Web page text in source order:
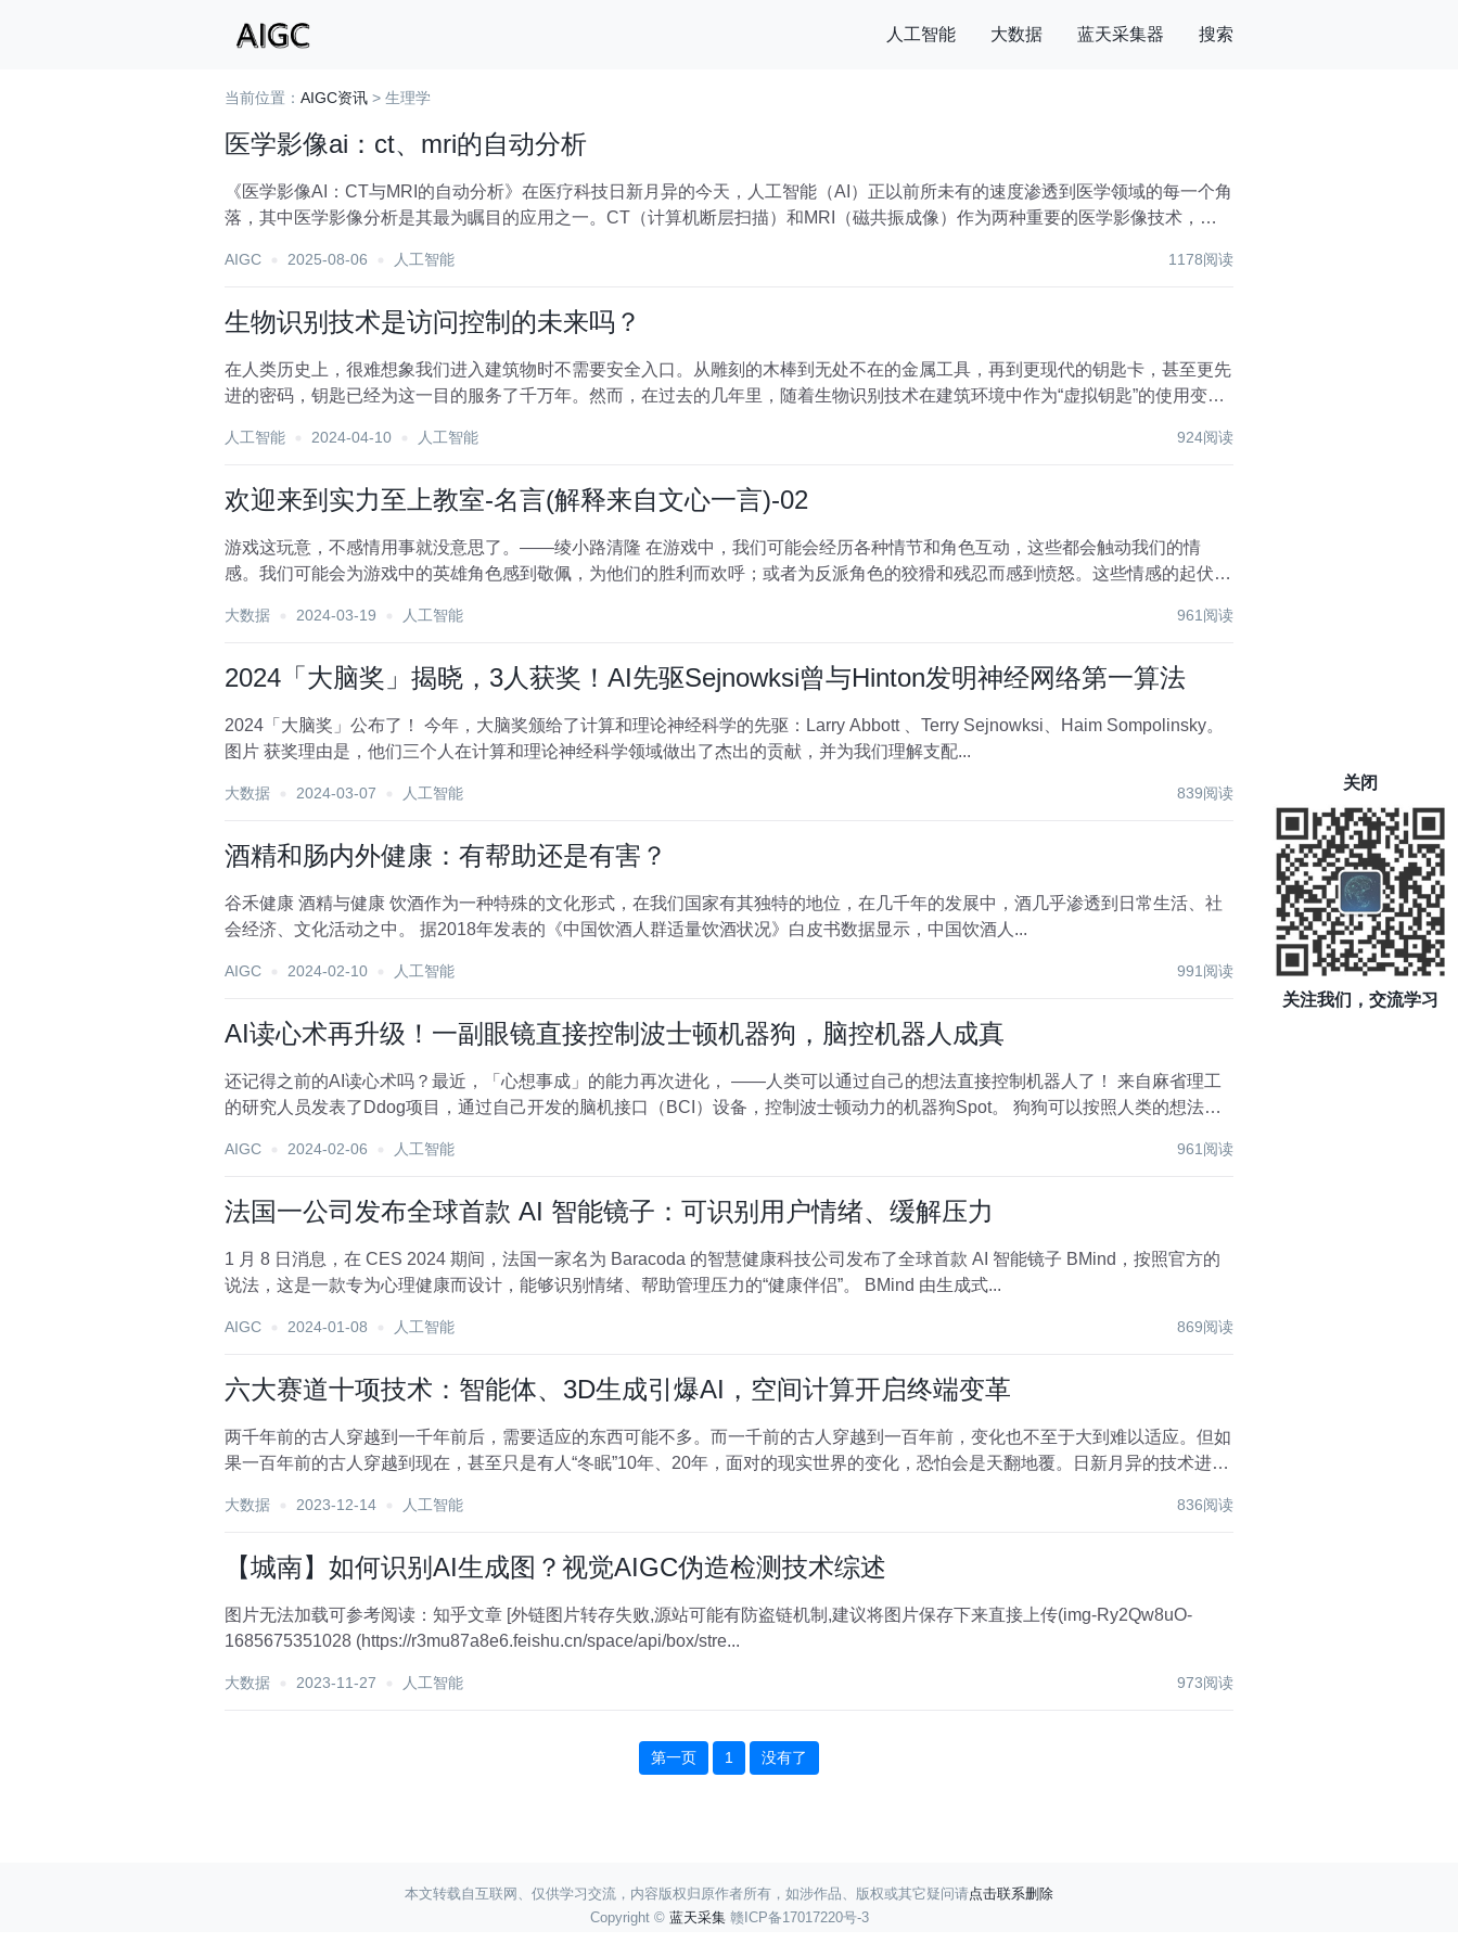
人工智能 大数据 蓝天采集器 搜索
当前位置： AIGC资讯 > 生理学
医学影像ai：ct、mri的自动分析
《医学影像AI：CT与MRI的自动分析》在医疗科技日新月异的今天，人工智能（AI）正以前所未有的速度渗透到医学领域的每一个角
落，其中医学影像分析是其最为瞩目的应用之一。CT（计算机断层扫描）和MRI（磁共振成像）作为两种重要的医学影像技术，为
AIGC 2025-08-06 人工智能 1178阅读
生物识别技术是访问控制的未来吗？
在人类历史上，很难想象我们进入建筑物时不需要安全入口。从雕刻的木棒到无处不在的金属工具，再到更现代的钥匙卡，甚至更先
进的密码，钥匙已经为这一目的服务了千万年。然而，在过去的几年里，随着生物识别技术在建筑环境中作为“虚拟钥匙”的使用变得
人工智能 2024-04-10 人工智能 924阅读
欢迎来到实力至上教室-名言(解释来自文心一言)-02
游戏这玩意，不感情用事就没意思了。——绫小路清隆 在游戏中，我们可能会经历各种情节和角色互动，这些都会触动我们的情
感。我们可能会为游戏中的英雄角色感到敬佩，为他们的胜利而欢呼；或者为反派角色的狡猾和残忍而感到愤怒。这些情感的起伏和
大数据 2024-03-19 人工智能 961阅读
2024「大脑奖」揭晓，3人获奖！AI先驱Sejnowksi曾与Hinton发明神经网络第一算法
2024「大脑奖」公布了！ 今年，大脑奖颁给了计算和理论神经科学的先驱：Larry Abbott 、Terry Sejnowksi、Haim Sompolinsky。
图片 获奖理由是，他们三个人在计算和理论神经科学领域做出了杰出的贡献，并为我们理解支配...
大数据 2024-03-07 人工智能 839阅读
酒精和肠内外健康：有帮助还是有害？
谷禾健康 酒精与健康 饮酒作为一种特殊的文化形式，在我们国家有其独特的地位，在几千年的发展中，酒几乎渗透到日常生活、社
会经济、文化活动之中。 据2018年发表的《中国饮酒人群适量饮酒状况》白皮书数据显示，中国饮酒人...
AIGC 2024-02-10 人工智能 991阅读
AI读心术再升级！一副眼镜直接控制波士顿机器狗，脑控机器人成真
还记得之前的AI读心术吗？最近，「心想事成」的能力再次进化， ——人类可以通过自己的想法直接控制机器人了！ 来自麻省理工
的研究人员发表了Ddog项目，通过自己开发的脑机接口（BCI）设备，控制波士顿动力的机器狗Spot。 狗狗可以按照人类的想法，
AIGC 2024-02-06 人工智能 961阅读
法国一公司发布全球首款 AI 智能镜子：可识别用户情绪、缓解压力
1 月 8 日消息，在 CES 2024 期间，法国一家名为 Baracoda 的智慧健康科技公司发布了全球首款 AI 智能镜子 BMind，按照官方的
说法，这是一款专为心理健康而设计，能够识别情绪、帮助管理压力的“健康伴侣”。 BMind 由生成式...
AIGC 2024-01-08 人工智能 869阅读
六大赛道十项技术：智能体、3D生成引爆AI，空间计算开启终端变革
两千年前的古人穿越到一千年前后，需要适应的东西可能不多。而一千前的古人穿越到一百年前，变化也不至于大到难以适应。但如
果一百年前的古人穿越到现在，甚至只是有人“冬眠”10年、20年，面对的现实世界的变化，恐怕会是天翻地覆。日新月异的技术进
大数据 2023-12-14 人工智能 836阅读
【城南】如何识别AI生成图？视觉AIGC伪造检测技术综述
图片无法加载可参考阅读：知乎文章 [外链图片转存失败,源站可能有防盗链机制,建议将图片保存下来直接上传(img-Ry2Qw8uO-
1685675351028 (https://r3mu87a8e6.feishu.cn/space/api/box/stre...
大数据 2023-11-27 人工智能 973阅读
第一页 1 没有了
本文转载自互联网、仅供学习交流，内容版权归原作者所有，如涉作品、版权或其它疑问请点击联系删除
Copyright © 蓝天采集赣ICP备17017220号-3
关闭
关注我们，交流学习